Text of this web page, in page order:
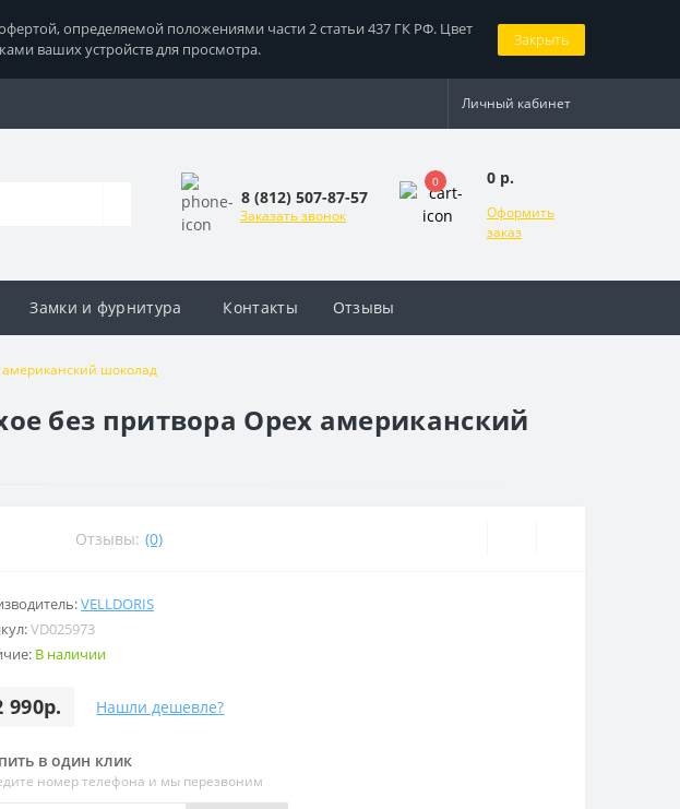
определяемой положениями части 2 статьи 437 ГК РФ. Цвет
ваших устройств для просмотра.
Закрыть
Личный кабинет
8 (812) 507-87-57
Заказать звонок
0 0 р.
Оформить
заказ
Замки и фурнитура Контакты Отзывы
американский шоколад
без притвора Орех американский
Отзывы: (0)
VELLDORIS
VD025973
В наличии
990р. Нашли дешевле?
в один клик
номер телефона и мы перезвоним